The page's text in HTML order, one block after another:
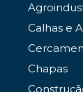
Calhas e
Chapas